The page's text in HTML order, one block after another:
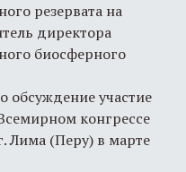
резервата на
директора
биосферного
обсуждение участие
конгрессе
Лима (Перу) в марте